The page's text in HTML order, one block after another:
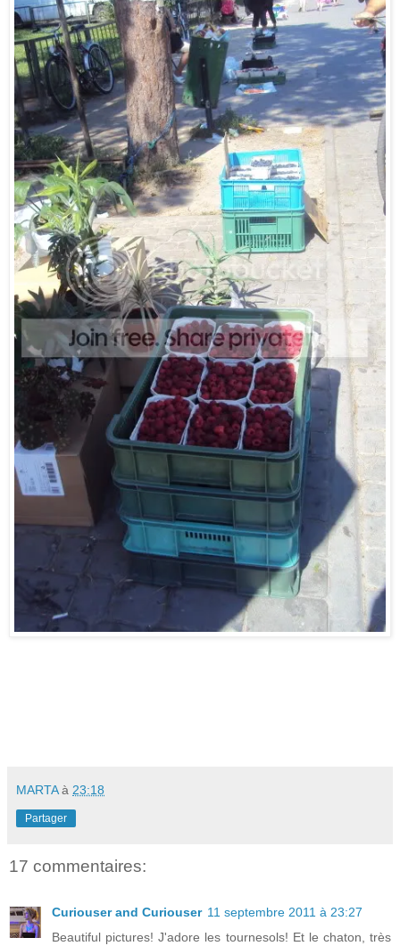
MARTA à 23:18
Partager
17 commentaires:
Curiouser and Curiouser 11 septembre 2011 à 23:27
Beautiful pictures! J'adore les tournesols! Et le chaton, très